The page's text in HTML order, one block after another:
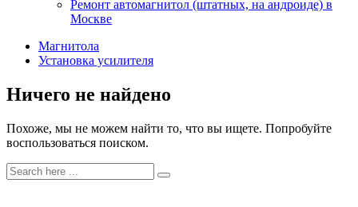
Ремонт автомагнитол (штатных, на андроиде) в
Москве
Магнитола
Установка усилителя
Ничего не найдено
Похоже, мы не можем найти то, что вы ищете. Попробуйте
воспользоваться поиском.